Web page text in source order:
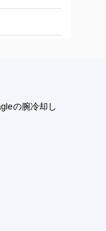
の腕冷却し